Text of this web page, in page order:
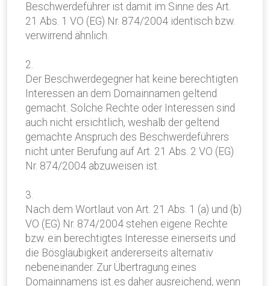
Beschwerdeführer ist damit im Sinne des Art.
21 Abs. 1 VO (EG) Nr. 874/2004 identisch bzw.
verwirrend ähnlich.
2.
Der Beschwerdegegner hat keine berechtigten
Interessen an dem Domainnamen geltend
gemacht. Solche Rechte oder Interessen sind
auch nicht ersichtlich, weshalb der geltend
gemachte Anspruch des Beschwerdeführers
nicht unter Berufung auf Art. 21 Abs. 2 VO (EG)
Nr. 874/2004 abzuweisen ist.
3.
Nach dem Wortlaut von Art. 21 Abs. 1 (a) und (b)
VO (EG) Nr. 874/2004 stehen eigene Rechte
bzw. ein berechtigtes Interesse einerseits und
die Bösgläubigkeit andererseits alternativ
nebeneinander. Zur Übertragung eines
Domainnamens ist es daher ausreichend, wenn